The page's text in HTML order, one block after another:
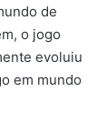
de
o jogo
evoluiu
em mundo